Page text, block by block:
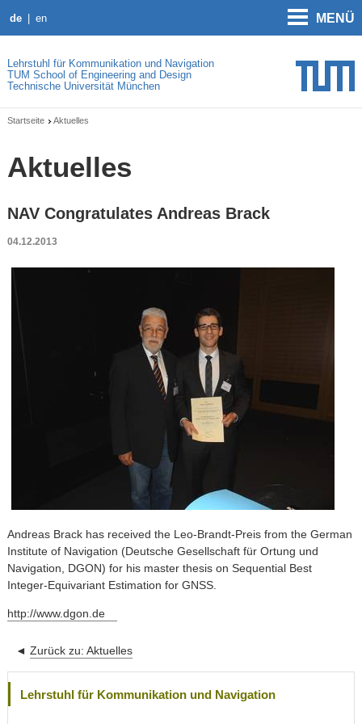
de en MENÜ
Lehrstuhl für Kommunikation und Navigation
TUM School of Engineering and Design
Technische Universität München
Startseite Aktuelles
Aktuelles
NAV Congratulates Andreas Brack
04.12.2013
Andreas Brack has received the Leo-Brandt-Preis from the German
Institute of Navigation (Deutsche Gesellschaft für Ortung und
Navigation, DGON) for his master thesis on Sequential Best
Integer-Equivariant Estimation for GNSS.
http://www.dgon.de
◄ Zurück zu: Aktuelles
Lehrstuhl für Kommunikation und Navigation